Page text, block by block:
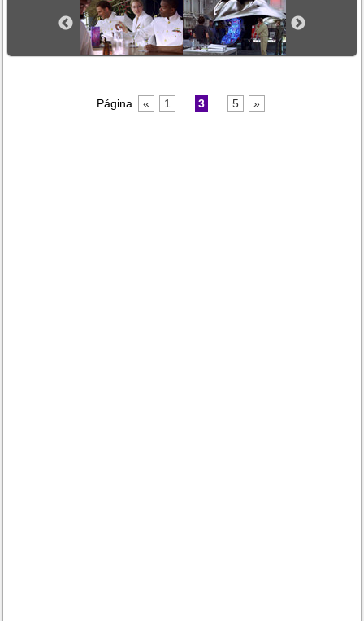
Página « 1 3 5 »